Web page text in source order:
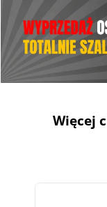
Więcej